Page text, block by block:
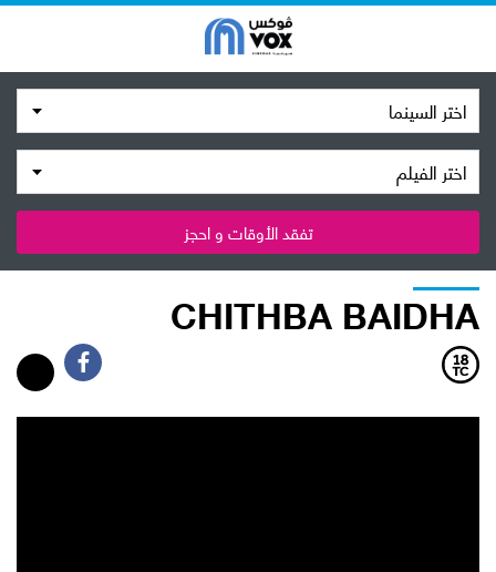
اختر السينما
اختر الفيلم
تفقد الأوقات و احجز
CHITHBA BAIDHA